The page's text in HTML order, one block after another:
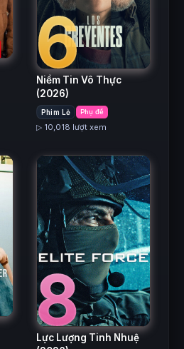
6
Niềm Tin Vô Thực
(2026)
Phim Lẻ Phụ đề
▷ 10,018 lượt xem
8
Lực Lượng Tinh Nhuệ